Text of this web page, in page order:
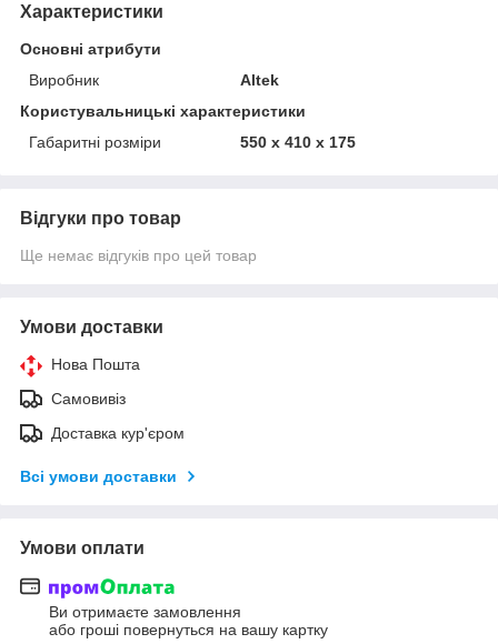
Характеристики
Основні атрибути
Виробник
Altek
Користувальницькі характеристики
Габаритні розміри
550 x 410 x 175
Відгуки про товар
Ще немає відгуків про цей товар
Умови доставки
Нова Пошта
Самовивіз
Доставка кур'єром
Всі умови доставки
Умови оплати
Ви отримаєте замовлення
або гроші повернуться на вашу картку